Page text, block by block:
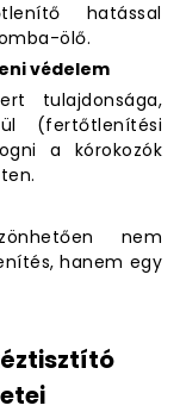
hatással
ölő.
védelem
tulajdonsága,
(fertőtlenítési
a kórokozók
nem
hanem egy